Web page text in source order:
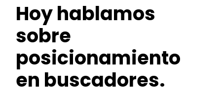
Hoy hablamos
sobre
posicionamiento
en buscadores.